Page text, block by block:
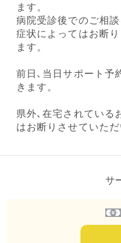
ます。
病院受診後でのご相談
症状によってはお断
ます。
前日､当日サポート予
きます。
県外､在宅されている
はお断りさせていただ
サ